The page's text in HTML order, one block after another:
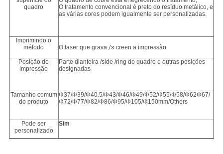
quadro
O tratamento convencional é preto do resíduo metálico, e
as várias cores podem igualmente ser personalizadas.
Imprimindo o
método
O laser que grava/s creen a impressão
Posição de
impressão
Parte dianteira /side /ring do quadro e outras posições
designadas
Tamanho comum
do produto
Φ37/Φ39/Φ40.5/Φ43/Φ46/Φ49/Φ52/Φ55/Φ58/Φ62Φ67/
Φ72/Φ77/Φ82/Φ86/Φ95/Φ105/Φ150mm/Others
Pode ser
personalizado
Sim